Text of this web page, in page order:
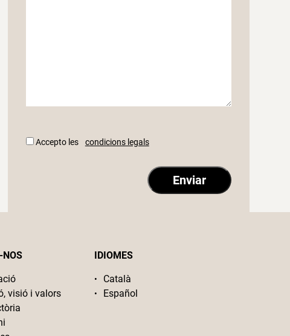
Accepto les condicions legals
NOS
visió i valors
IDIOMES
Català
Español